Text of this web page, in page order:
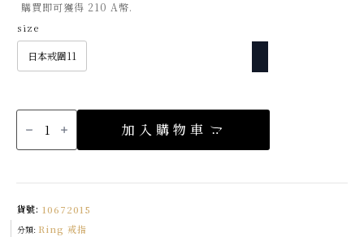
購買即可獲得 210 A幣.
size
日本戒圍11
K10
白
指
加入購物車
貨號: 10672015
分類: Ring 戒指